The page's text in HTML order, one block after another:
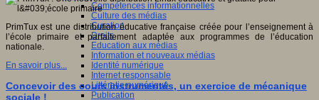
Compétences informationnelles
Culture des médias
Curation
Droits
Education aux médias
Information et nouveaux médias
Identité numérique
Internet responsable
Littératie numérique
Publication
PrimTux est une distribution éducative française créée pour l’enseignement à
l’école primaire et parfaitement adaptée aux programmes de l’éducation
nationale.
En savoir plus...
Concevoir des cours instrumentés, un exercice de mécanique
sociale !